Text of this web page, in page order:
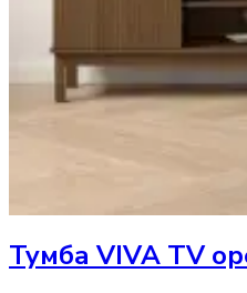
Тумба VIVA TV